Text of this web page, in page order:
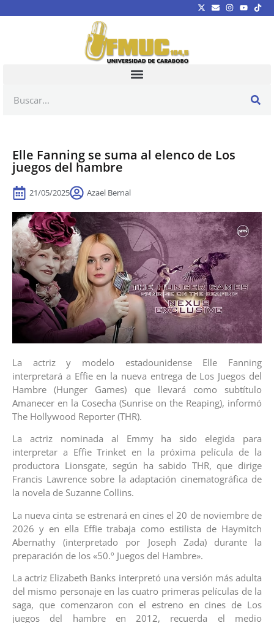
Elle Fanning se suma al elenco de Los
juegos del hambre
21/05/2025 Azael Bernal
La actriz y modelo estadounidense Elle Fanning
interpretará a Effie en la nueva entrega de Los Juegos del
Hambre (Hunger Games) que llevará como subtítulo
Amanecer en la Cosecha (Sunrise on the Reaping), informó
The Hollywood Reporter (THR).
La actriz nominada al Emmy ha sido elegida para
interpretar a Effie Trinket en la próxima película de la
productora Lionsgate, según ha sabido THR, que dirige
Francis Lawrence sobre la adaptación cinematográfica de
la novela de Suzanne Collins.
La nueva cinta se estrenará en cines el 20 de noviembre de
2026 y en ella Effie trabaja como estilista de Haymitch
Abernathy (interpretado por Joseph Zada) durante la
preparación de los «50.º Juegos del Hambre».
La actriz Elizabeth Banks interpretó una versión más adulta
del mismo personaje en las cuatro primeras películas de la
saga, que comenzaron con el estreno en cines de Los
juegos del hambre en 2012, recuerda el medio